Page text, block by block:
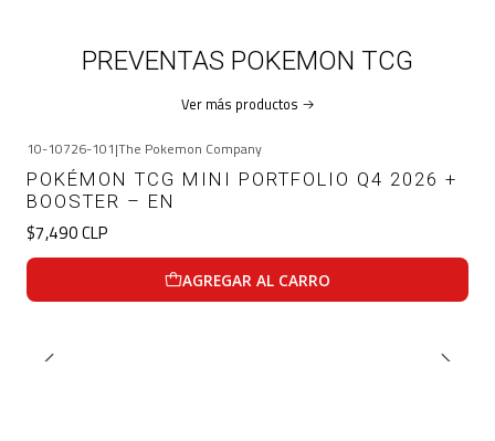
PREVENTAS POKEMON TCG
Ver más productos
10-10726-101|The Pokemon Company
POKÉMON TCG MINI PORTFOLIO Q4 2026 +
BOOSTER – EN
$7,490 CLP
AGREGAR AL CARRO